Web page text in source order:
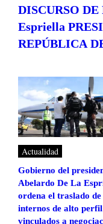
DISCURSO
Espriella
REPÚBLICA
Actualidad
Gobierno del
Abelardo De La
ordena el traslado de
internos de alto perfil
vinculados a